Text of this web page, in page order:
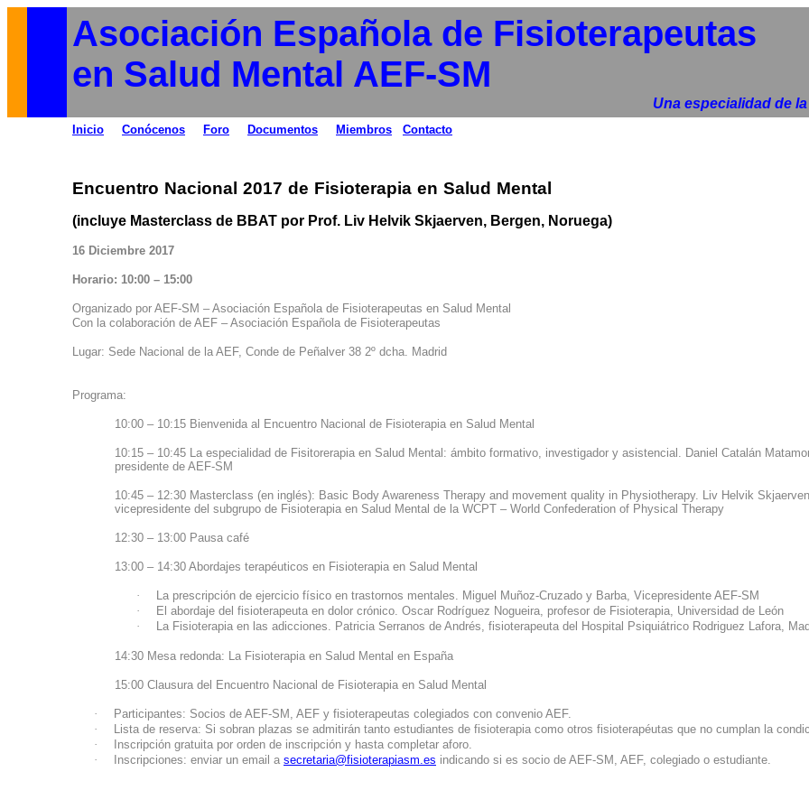
Asociación Española de Fisioterapeutas
en Salud Mental AEF-SM
Una especialidad de
Inicio Conócenos Foro Documentos Miembros Contacto
Encuentro Nacional 2017 de Fisioterapia en Salud Mental
(incluye Masterclass de BBAT por Prof. Liv Helvik Skjaerven, Bergen, Noruega)
16 Diciembre 2017
Horario: 10:00 – 15:00
Organizado por AEF-SM –Asociación Española de Fisioterapeutas en Salud Mental
Con la colaboración de AEF –Asociación Española de Fisioterapeutas
Lugar: Sede Nacional de la AEF, Conde de Peñalver 38 2º dcha. Madrid
Programa:
10:00 – 10:15 Bienvenida al Encuentro Nacional de Fisioterapiaen Salud Mental
10:15 – 10:45 Laespecialidad de Fisitorerapia en Salud Mental:ámbito formativo, investigador yasistencial . Daniel Catalán
presidente de AEF-SM
10:45 – 12:30 Masterclass (en inglés): Basic Body Awareness Therapy and movement quality in Physiotherapy. Liv Helvik
vicepresidente delsubgrupo de Fisioterapiaen Salud Mental de la WCPT – World Confederation of Physical Therapy
12:30 – 13:00 Pausa café
13:00 – 14:30Abordajes terapéuticos en Fisioterapiaen Salud Mental
· La prescripción deejercicio físico en trastornos mentales. Miguel Muñoz-Cruzado y Barba, Vicepresidente AEF-SM
·
Elabordaje del fisioterapeuta en dolorcrónico. Oscar Rodríguez Nogueira, profesor de Fisioterapia, Universidad de León
·
La Fisioterapiaen lasadicciones. Patricia Serranos de Andrés,fisioterapeuta del Hospital Psiquiátrico Rodriguez Lafora,
14:30 Mesa redonda: La Fisioterapiaen Salud Mentalen España
15:00Clausura del Encuentro Nacional de Fisioterapiaen Salud Mental
· Participantes: Socios de AEF-SM, AEF y fisioterapeutas colegiados con convenio AEF.
·
Lista de reserva: Si sobran plazas se admitirán tanto estudiantes de fisioterapia como otros fisioterapéutas que no cumplan la
·
Inscripción gratuita por orden de inscripción y hasta completar aforo.
·
Inscripciones: enviar un email a secretaria@fisioterapiasm.es indicando si es socio de AEF-SM, AEF, colegiado o estudiante.